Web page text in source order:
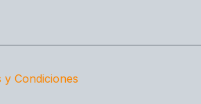
y Condiciones